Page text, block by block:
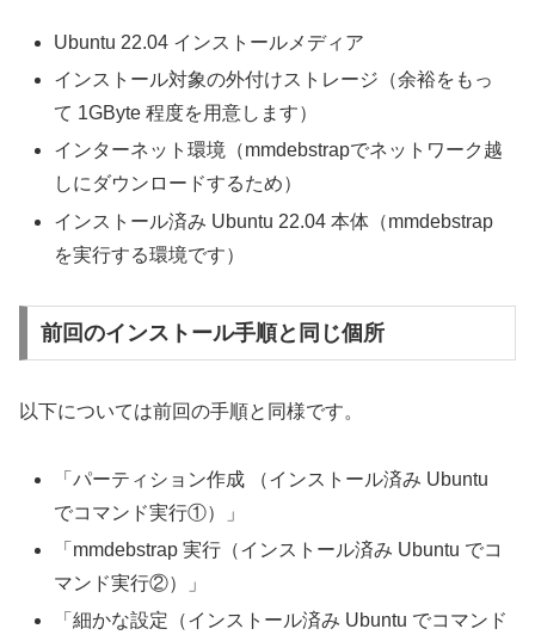
Ubuntu 22.04 インストールメディア
インストール対象の外付けストレージ（余裕をもっ
て 1GByte 程度を用意します）
インターネット環境（mmdebstrapでネットワーク越
しにダウンロードするため）
インストール済み Ubuntu 22.04 本体（mmdebstrap
を実行する環境です）
前回のインストール手順と同じ個所
以下については前回の手順と同様です。
「パーティション作成 （インストール済み Ubuntu
でコマンド実行①）」
「mmdebstrap 実行（インストール済み Ubuntu でコ
マンド実行②）」
「細かな設定（インストール済み Ubuntu でコマンド